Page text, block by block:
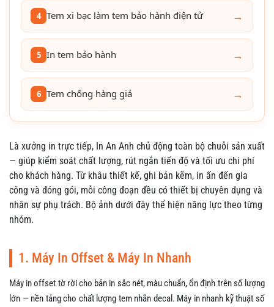
4 Tem xi bạc làm tem bảo hành điện tử →
5 In tem bảo hành →
6 Tem chống hàng giả →
Là xưởng in trực tiếp, In An Anh chủ động toàn bộ chuỗi sản xuất
— giúp kiểm soát chất lượng, rút ngắn tiến độ và tối ưu chi phí
cho khách hàng. Từ khâu thiết kế, ghi bản kẽm, in ấn đến gia
công và đóng gói, mỗi công đoạn đều có thiết bị chuyên dụng và
nhân sự phụ trách. Bộ ảnh dưới đây thể hiện năng lực theo từng
nhóm.
1. Máy In Offset & Máy In Nhanh
Máy in offset tờ rời cho bản in sắc nét, màu chuẩn, ổn định trên số lượng
lớn — nền tảng cho chất lượng tem nhãn decal. Máy in nhanh kỹ thuật số